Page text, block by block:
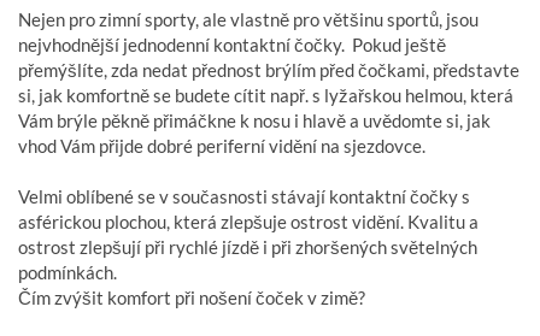
Nejen pro zimní sporty, ale vlastně pro většinu sportů, jsou
nejvhodnější jednodenní kontaktní čočky. Pokud ještě
přemýšlíte, zda nedat přednost brýlím před čočkami, představte
si, jak komfortně se budete cítit např. s lyžařskou helmou, která
Vám brýle pěkně přimáčkne k nosu i hlavě a uvědomte si, jak
vhod Vám přijde dobré periferní vidění na sjezdovce.
Velmi oblíbené se v současnosti stávají kontaktní čočky s
asférickou plochou, která zlepšuje ostrost vidění. Kvalitu a
ostrost zlepšují při rychlé jízdě i při zhoršených světelných
podmínkách.
Čím zvýšit komfort při nošení čoček v zimě?